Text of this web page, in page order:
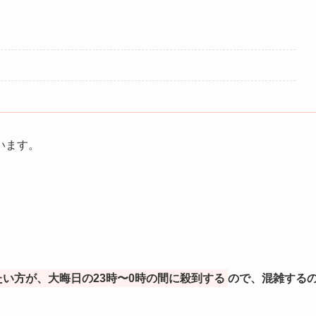
す。
方が、大晦日の23時〜0時の間に殺到する ので、混雑する